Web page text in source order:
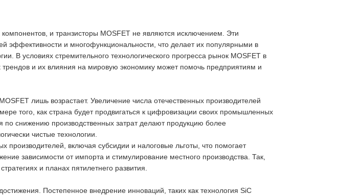
и транзисторы MOSFET не являются исключением. Эти
эффективности и многофункциональности, что делает их популярными в
В условиях стремительного технологического прогресса рынок MOSFET в
и их влияния на мировую экономику может помочь предприятиям и
лишь возрастает. Увеличение числа отечественных производителей
того, как страна будет продвигаться к цифровизации своих промышленных
по снижению производственных затрат делают продукцию более
чистые технологии.
производителей, включая субсидии и налоговые льготы, что помогает
зависимости от импорта и стимулирование местного производства. Так,
и планах пятилетнего развития.
Постепенное внедрение инноваций, таких как технология SiC